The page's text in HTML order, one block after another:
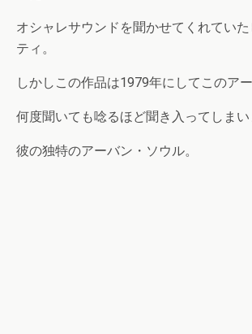
オシャレサウンドを聞かせてくれてい
ティ。
しかしこの作品は1979年にしてこのアー
何度聞いても唸るほど聞き入ってしまい
彼の独特のアーバン・ソウル。